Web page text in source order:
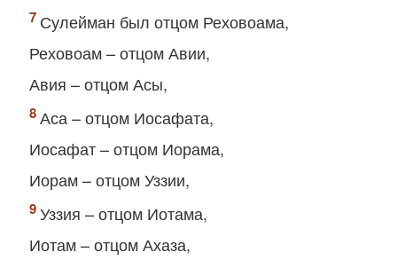
Сулейман был отцом Реховоама,
Реховоам – отцом Авии,
Авия – отцом Асы,
Аса – отцом Иосафата,
Иосафат – отцом Иорама,
Иорам – отцом Уззии,
Уззия – отцом Иотама,
Иотам – отцом Ахаза,